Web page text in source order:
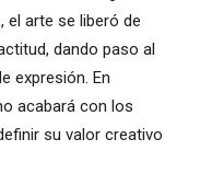
el arte se liberó de
dando paso al
expresión. En
acabará con los
su valor creativo